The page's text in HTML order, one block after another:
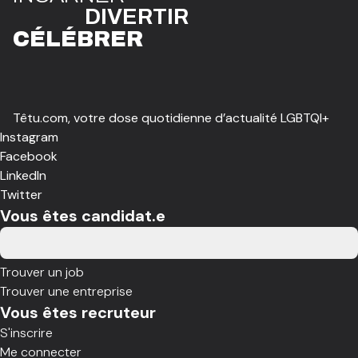
DIVERTIR
CÉLÉBRER
Têtu.com, votre dose quotidienne d’actualité LGBTQI+
Instagram
Facebook
LinkedIn
Twitter
Vous êtes candidat.e
Trouver un job
Trouver une entreprise
Vous êtes recruteur
S'inscrire
Me connecter